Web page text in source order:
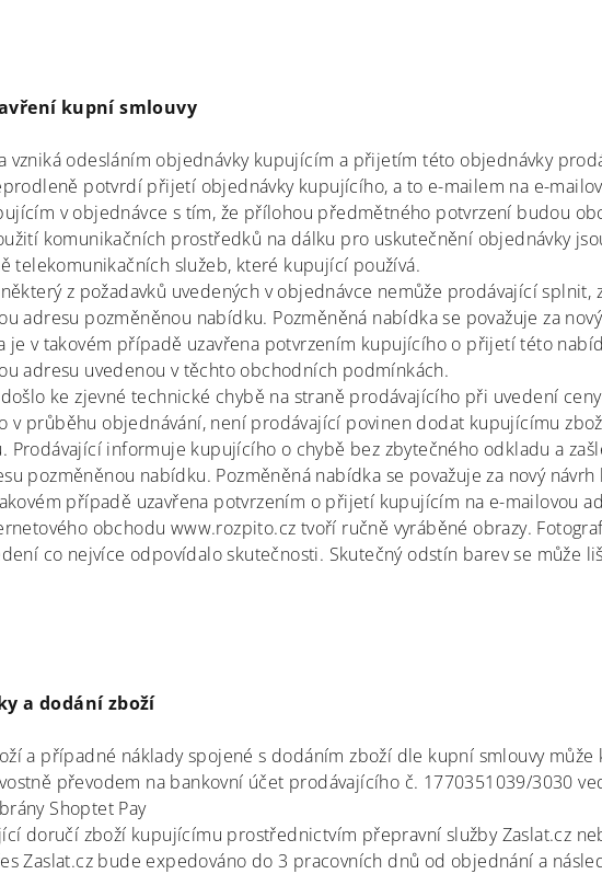
kupní smlouvy
vzniká odesláním objednávky kupujícím a přijetím této objednávky
potvrdí přijetí objednávky kupujícího, a to e-mailem na e-
v objednávce s tím, že přílohou předmětného potvrzení budou
komunikačních prostředků na dálku pro uskutečnění objednávky
telekomunikačních služeb, které kupující používá.
z požadavků uvedených v objednávce nemůže prodávající splnit,
adresu pozměněnou nabídku. Pozměněná nabídka se považuje za
je v takovém případě uzavřena potvrzením kupujícího o přijetí této
adresu uvedenou v těchto obchodních podmínkách.
ke zjevné technické chybě na straně prodávajícího při uvedení
v průběhu objednávání, není prodávající povinen dodat kupujícímu
Prodávající informuje kupujícího o chybě bez zbytečného odkladu a
pozměněnou nabídku. Pozměněná nabídka se považuje za nový
případě uzavřena potvrzením o přijetí kupujícím na e-mailovou
obchodu www.rozpito.cz tvoří ručně vyráběné obrazy.
co nejvíce odpovídalo skutečnosti. Skutečný odstín barev se může
a dodání zboží
a případné náklady spojené s dodáním zboží dle kupní smlouvy
převodem na bankovní účet prodávajícího č. 1770351039/3030
Shoptet Pay
doručí zboží kupujícímu prostřednictvím přepravní služby Zaslat.cz
Zaslat.cz bude expedováno do 3 pracovních dnů od objednání a